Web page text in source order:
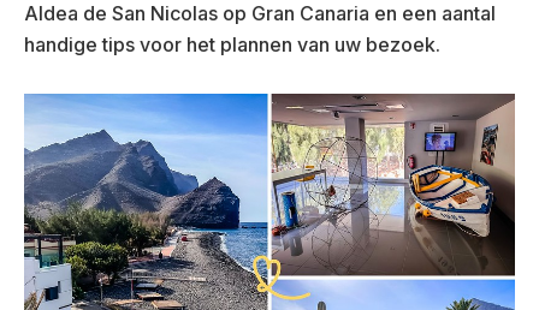
Aldea de San Nicolas op Gran Canaria en een aantal
handige tips voor het plannen van uw bezoek.